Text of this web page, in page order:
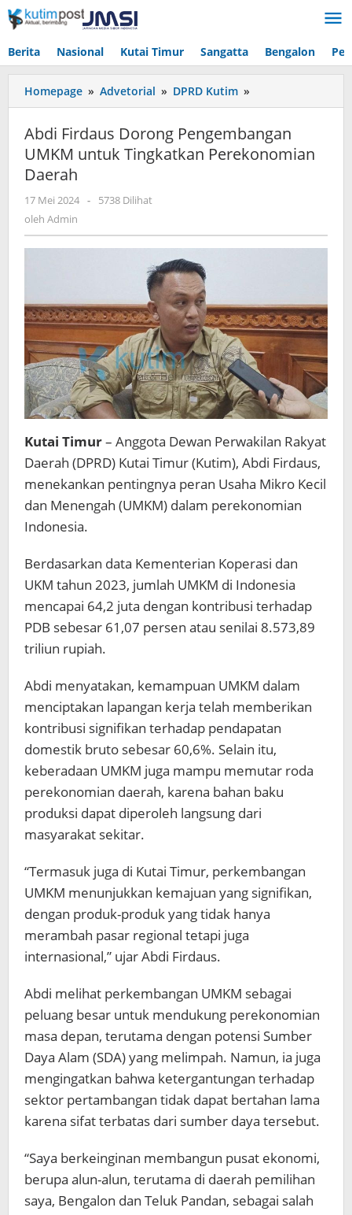
Lewati
ke
Berita Nasional Kutai Timur Sangatta Bengalon
Homepage » Advetorial » DPRD Kutim »
Firdaus
Pengembangan
UMKM
Abdi Firdaus Dorong Pengembangan
UMKM untuk Tingkatkan Perekonomian
Daerah
17 Mei 2024 oleh
-
5738 Dilihat
oleh Admin
Kutai Timur– Anggota Dewan Perwakilan Rakyat
Daerah (DPRD) Kutai Timur (Kutim), Abdi Firdaus,
menekankan pentingnya peran Usaha Mikro Kecil
dan Menengah (UMKM) dalam perekonomian
Indonesia.
Berdasarkan data Kementerian Koperasi dan
UKM tahun 2023, jumlah UMKM di Indonesia
mencapai 64,2 juta dengan kontribusi terhadap
PDB sebesar 61,07 persen atau senilai 8.573,89
triliun rupiah.
Abdi menyatakan, kemampuan UMKM dalam
menciptakan lapangan kerja telah memberikan
kontribusi signifikan terhadap pendapatan
domestik bruto sebesar 60,6%. Selain itu,
keberadaan UMKM juga mampu memutar roda
perekonomian daerah, karena bahan baku
produksi dapat diperoleh langsung dari
masyarakat sekitar.
“Termasuk juga di Kutai Timur, perkembangan
UMKM menunjukkan kemajuan yang signifikan,
dengan produk-produk yang tidak hanya
merambah pasar regional tetapi juga
internasional,” ujar Abdi Firdaus.
Abdi melihat perkembangan UMKM sebagai
peluang besar untuk mendukung perekonomian
masa depan, terutama dengan potensi Sumber
Daya Alam (SDA) yang melimpah. Namun, ia juga
mengingatkan bahwa ketergantungan terhadap
sektor pertambangan tidak dapat bertahan lama
karena sifat terbatas dari sumber daya tersebut.
“Saya berkeinginan membangun pusat ekonomi,
berupa alun-alun, terutama di daerah pemilihan
saya, Bengalon dan Teluk Pandan, sebagai salah